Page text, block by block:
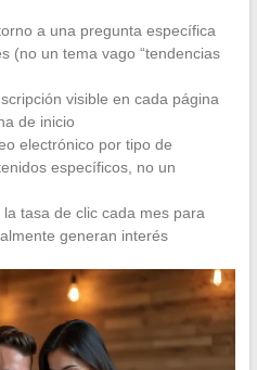
a una pregunta específica
(no un tema vago “tendencias
visible en cada página
de inicio
electrónico por tipo de
específicos, no un
tasa de clic cada mes para
generan interés